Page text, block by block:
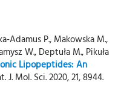
Adamus P., Makowska M.,
W., Deptuła M., Pikuła
Lipopeptides: An
J. Mol. Sci. 2020, 21, 8944.